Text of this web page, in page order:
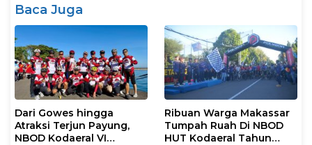
Baca Juga
Dari Gowes hingga
Atraksi Terjun Payung,
NBOD Kodaeral VI
Ribuan Warga Makassar
Tumpah Ruah Di NBOD
HUT Kodaeral Tahun